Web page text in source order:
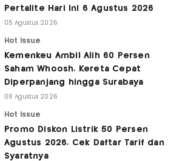
Pertalite Hari Ini 6 Agustus 2026
05 Agustus 2026
Hot Issue
Kemenkeu Ambil Alih 60 Persen
Saham Whoosh, Kereta Cepat
Diperpanjang hingga Surabaya
06 Agustus 2026
Hot Issue
Promo Diskon Listrik 50 Persen
Agustus 2026, Cek Daftar Tarif dan
Syaratnya